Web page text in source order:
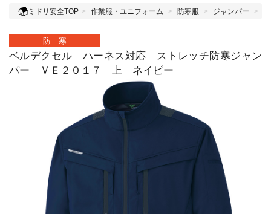
v
a
ミドリ安全TOP 作業服・ユニフォーム 防寒服 ジャンパー
防 寒
ベルデクセル ハーネス対応 ストレッチ防寒ジャン
パー ＶＥ２０１７ 上 ネイビー